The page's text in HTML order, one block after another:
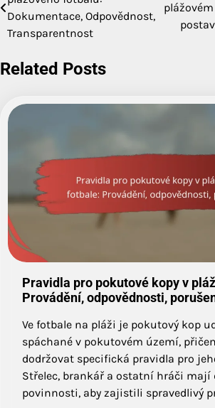
navigation
Dokumentace, Odpovědnost,
Transparentnost
Related Posts
Pravidla pro pokutové kopy v
Provádění, odpovědnosti,
Ve fotbale na pláži je pokutový kop
spáchané v pokutovém území,
dodržovat specifická pravidla pro
Střelec, brankář a ostatní hráči mají
povinnosti, aby zajistili spravedlivý